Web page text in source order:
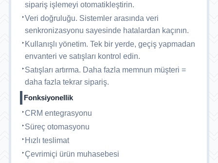
sipariş işlemeyi otomatikleştirin.
Veri doğruluğu. Sistemler arasında veri
senkronizasyonu sayesinde hatalardan kaçının.
Kullanışlı yönetim. Tek bir yerde, geçiş yapmadan
envanteri ve satışları kontrol edin.
Satışları artırma. Daha fazla memnun müşteri =
daha fazla tekrar sipariş.
Fonksiyonellik
CRM entegrasyonu
Süreç otomasyonu
Hızlı teslimat
Çevrimiçi ürün muhasebesi